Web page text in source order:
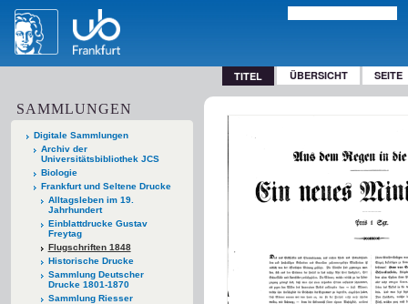
TITEL ÜBERSICHT SEITE
SAMMLUNGEN
Digitale Sammlungen
Archiv der
Universitätsbibliothek JCS
Biologie
Frankfurt und Seltene Drucke
Alltagsleben im 19.
Jahrhundert
Einblattdrucke Gustav
Freytag
Flugschriften 1848
Historische Drucke
Sammlung Deutscher
Drucke 1801-1870
Sammlung Riesser